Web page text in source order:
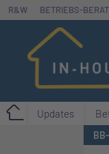
Zum
Inhalt
R&W BETRIEBS-
Updates